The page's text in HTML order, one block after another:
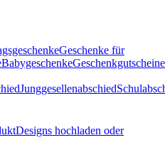
Geschenke für
BabygeschenkeGeschenkgutscheine
Junggesellenabschied
Designs hochladen oder